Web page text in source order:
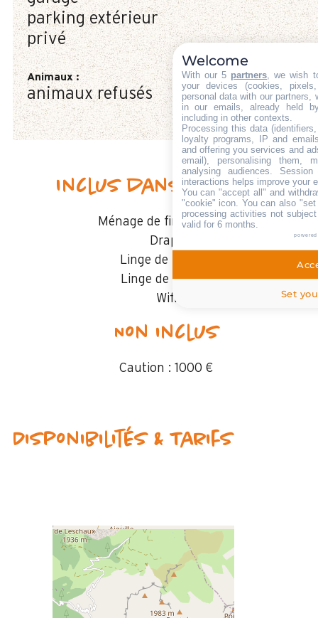
parking extérieur
privé
Animaux:
animaux refusés
Inclus dans le séjour
Ménage de fin de séjour
Draps
Linge de toilette
Linge de cuisine
Wifi
Non inclus
Caution : 1000 €
Disponibilités & Tarifs
Welcome
With our 5 partners, we wish
your devices (cookies,
personal data with our partners,
in our emails, already held
including in other contexts.
Processing this data
loyalty programs, IP and
and offering you services and
email), personalising them,
analysing audiences.
interactions helps improve your
You can "accept all" and
"cookie" icon. You can also
processing activities not
valid for 6 months.
Set